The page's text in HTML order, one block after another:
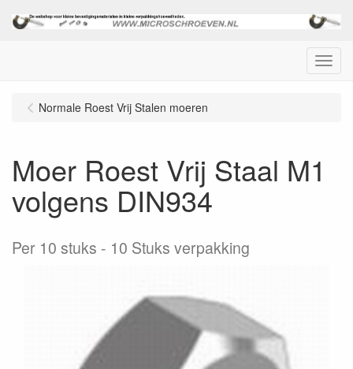
Menu
Normale Roest Vrij Stalen moeren
Moer Roest Vrij Staal M1
volgens DIN934
Per 10 stuks 10 Stuks verpakking